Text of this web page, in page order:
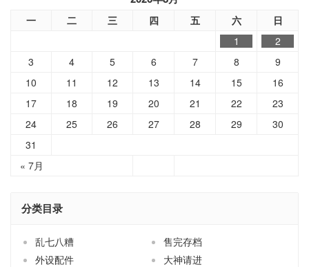
一 二 三 四 五 六 日
« 7月
1
2
3
4 5 6 7 8
9
10
11 12 13 14 15
16
17
18 19 20 21 22
23
24
25 26 27 28 29
30
31
分类目录
乱七八糟
售完存档
外设配件
大神请进